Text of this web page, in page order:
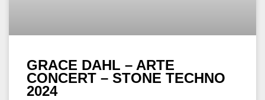
GRACE DAHL – ARTE
CONCERT – STONE TECHNO
2024